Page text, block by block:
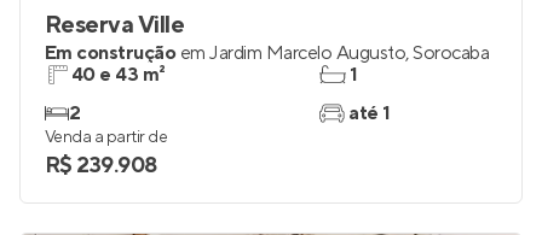
Reserva Ville
Em construção em Jardim Marcelo Augusto,Sorocaba
40 e 43 m²
2
1
até 1
Venda a partir de
R$ 239.908